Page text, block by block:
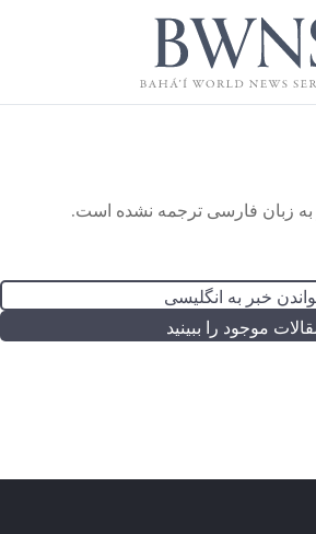
به زبان فارسی ترجمه نشده است.
خبر به انگلیسی
موجود را ببینید